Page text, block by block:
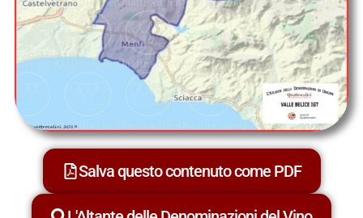
Salva questo contenuto come PDF